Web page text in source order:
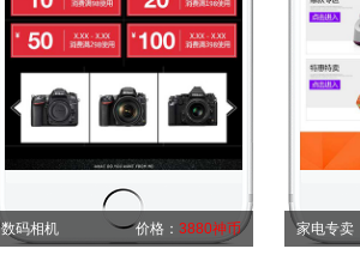
数码相机 价格： 3880神币 家电专卖